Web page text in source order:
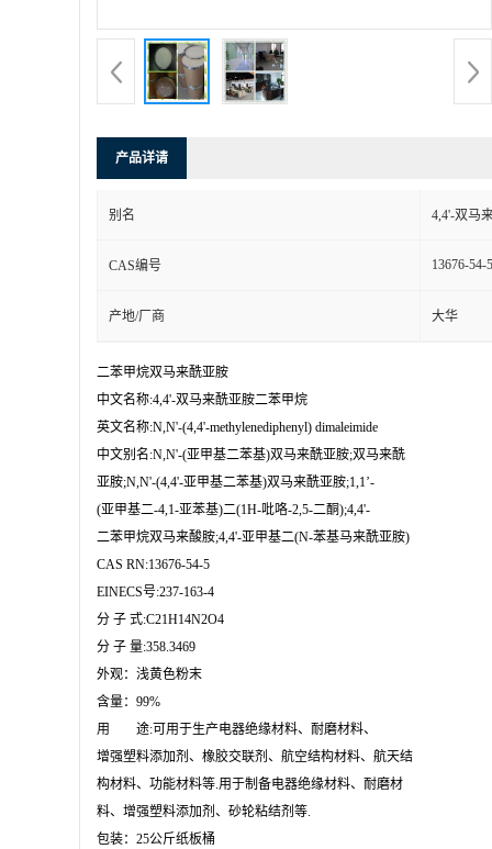
产品详请
别名 4,4'-双马
CAS编号 13676-54-5
产地/厂商 大华
二苯甲烷双马来酰亚胺
中文名称:4,4'-双马来酰亚胺二苯甲烷
英文名称:N,N'-(4,4'-methylenediphenyl) dimaleimide
中文别名:N,N'-(亚甲基二苯基)双马来酰亚胺;双马来酰
亚胺;N,N'-(4,4'-亚甲基二苯基)双马来酰亚胺;1,1’-
(亚甲基二-4,1-亚苯基)二(1H-吡咯-2,5-二酮);4,4'-
二苯甲烷双马来酸胺;4,4'-亚甲基二(N-苯基马来酰亚胺)
CAS RN:13676-54-5
EINECS号:237-163-4
分 子 式:C21H14N2O4
分 子 量:358.3469
外观：浅黄色粉末
含量：99%
用　　途:可用于生产电器绝缘材料、耐磨材料、
增强塑料添加剂、橡胶交联剂、航空结构材料、航天结
构材料、功能材料等.用于制备电器绝缘材料、耐磨材
料、增强塑料添加剂、砂轮粘结剂等.
包装：25公斤纸板桶